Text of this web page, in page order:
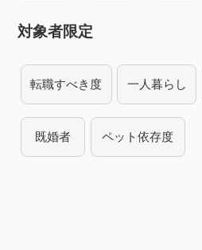
対象者限定
転職すべき度 一人暮らし
既婚者 ペット依存度